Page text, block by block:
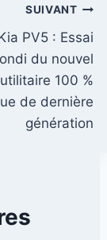
SUIVANT
PV5 : Essai
du nouvel
utilitaire 100 %
de dernière
génération